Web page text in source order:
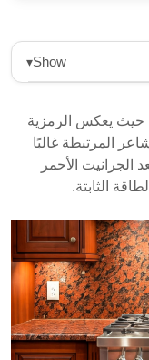
Show
▾
رئيسيًا. تشمل خصائصه
مناسبًا
تساهم الأنماط
الطلب عليه في
يتم إنتاج الجرانيت الأحمر في أكثر من 20 دولة،
الجمالية
حيث يعكس الرمزية
المرتبطة غالبًا
الجرانيت الأحمر
الثابتة.